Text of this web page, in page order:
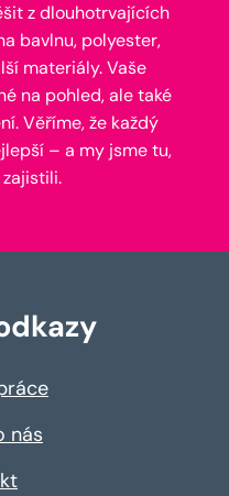
z dlouhotrvajících
bavlnu, polyester,
materiály. Vaše
na pohled, ale také
Věříme, že každý
– a my jsme tu,
nás